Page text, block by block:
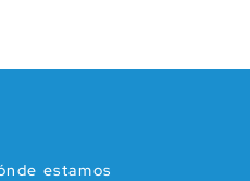
estamos